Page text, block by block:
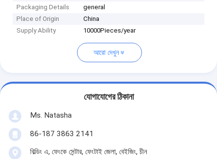
Packaging Details
general
Place of Origin
China
Supply Ability
10000Pieces/year
আরো দেখুন
যোগাযোগের ঠিকানা
Ms. Natasha
86-187 3863 2141
বিল্ডিং এ, ফেংকে সেন্টার, ফেংটাই জেলা, বেইজিং, চীন